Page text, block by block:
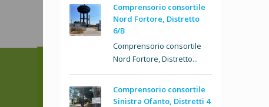
Comprensorio consortile
Nord Fortore, Distretto
6/B
Comprensorio consortile
Nord Fortore, Distretto...
Comprensorio consortile
Sinistra Ofanto, Distretti 4